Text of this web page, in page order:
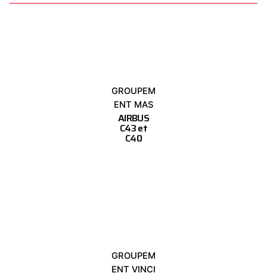
GROUPEM
ENT MAS
AIRBUS
C43 et
C40
GROUPEM
ENT VINCI